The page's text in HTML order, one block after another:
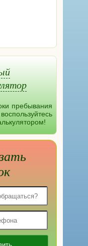
пребывания